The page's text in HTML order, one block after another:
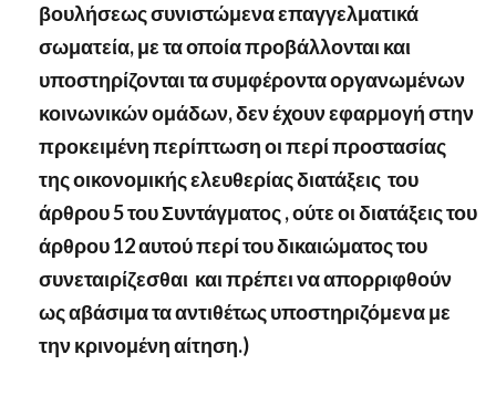
βουλήσεως συνιστώμενα επαγγελματικά
σωματεία, με τα οποία προβάλλονται και
υποστηρίζονται τα συμφέροντα οργανωμένων
κοινωνικών ομάδων, δεν έχουν εφαρμογή στην
προκειμένη περίπτωση οι περί προστασίας
της οικονομικής ελευθερίας διατάξεις του
άρθρου 5 του Συντάγματος , ούτε οι διατάξεις του
άρθρου 12 αυτού περί του δικαιώματος του
συνεταιρίζεσθαι και πρέπει να απορριφθούν
ως αβάσιμα τα αντιθέτως υποστηριζόμενα με
την κρινομένη αίτηση.)